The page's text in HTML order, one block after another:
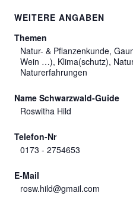
WEITERE ANGABEN
Themen
Natur- & Pflanzenkunde,
Wein …), Klima(schutz),
Naturerfahrungen
Name Schwarzwald-Guide
Roswitha Hild
Telefon-Nr
0173 - 2754653
E-Mail
rosw.hild@gmail.com